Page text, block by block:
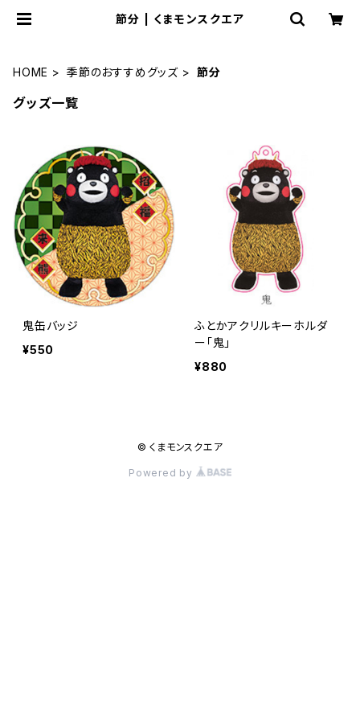
節分 | くまモンスクエア
HOME 季節のおすすめグッズ 節分
グッズ一覧
鬼缶バッジ
¥550
ふとかアクリルキーホルダ
ー「鬼」
¥880
© くまモンスクエア
Powered by